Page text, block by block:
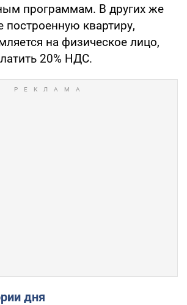
программам. В других же
построенную квартиру,
на физическое лицо,
20% НДС.
дня